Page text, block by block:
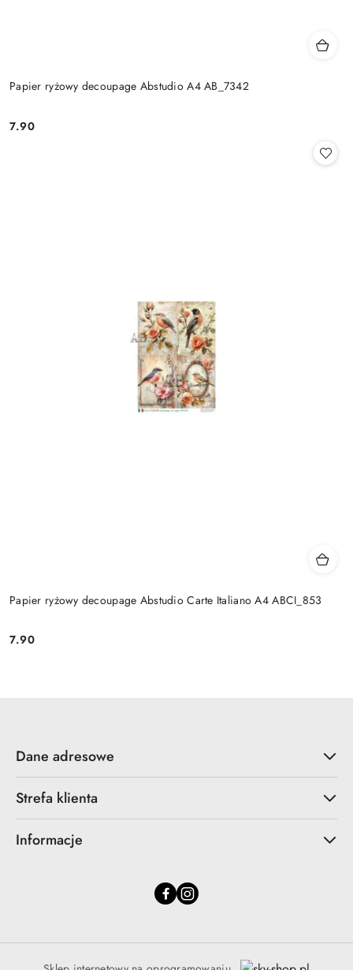
Papier ryżowy decoupage Abstudio A4 AB_7342
Cena:
7.90
Papier ryżowy decoupage Abstudio Carte Italiano A4 ABCI_853
Cena:
7.90
Dane adresowe
Strefa klienta
Informacje